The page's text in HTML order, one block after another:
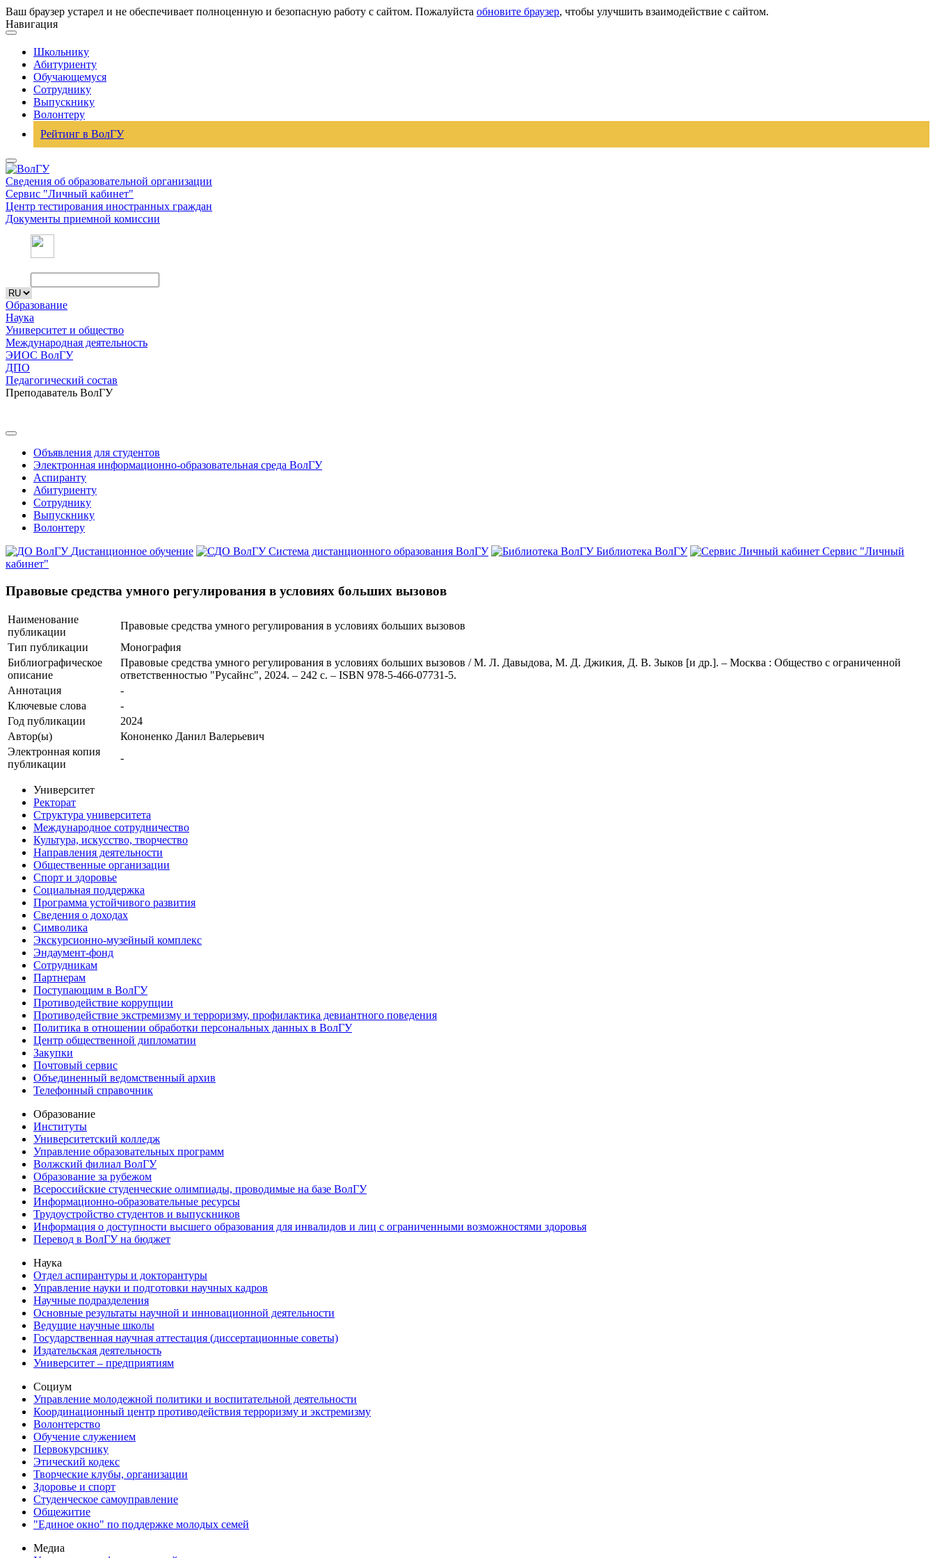
Ваш браузер устарел и не обеспечивает полноценную и безопасную работу с сайтом. Пожалуйста обновите браузер, чтобы улучшить взаимодействие с сайтом.
Навигация
Школьнику
Абитуриенту
Обучающемуся
Сотруднику
Выпускнику
Волонтеру
Рейтинг в ВолГУ
Сведения об образовательной организации
Сервис "Личный кабинет"
Центр тестирования иностранных граждан
Документы приемной комиссии
Образование
Наука
Университет и общество
Международная деятельность
ЭИОС ВолГУ
ДПО
Педагогический состав
Преподаватель ВолГУ
Объявления для студентов
Электронная информационно-образовательная среда ВолГУ
Аспиранту
Абитуриенту
Сотруднику
Выпускнику
Волонтеру
Дистанционное обучение
Система дистанционного образования ВолГУ Библиотека ВолГУ
Сервис "Личный
кабинет"
Правовые средства умного регулирования в условиях больших вызовов
Наименование
публикации
Правовые средства умного регулирования в условиях больших вызовов
Тип публикации
Монография
Библиографическое
описание
Правовые средства умного регулирования в условиях больших вызовов / М. Л. Давыдова, М. Д. Джикия, Д. В. Зыков [и др.]. – Москва : Общество с ограниченной
ответственностью "Русайнс", 2024. – 242 с. – ISBN 978-5-466-07731-5.
Аннотация
-
Ключевые cлова
-
Год публикации
2024
Автор(ы)
Кононенко Данил Валерьевич
Электронная копия
публикации
-
Университет
Ректорат
Структура университета
Международное сотрудничество
Культура, искусство, творчество
Направления деятельности
Общественные организации
Спорт и здоровье
Социальная поддержка
Программа устойчивого развития
Сведения о доходах
Символика
Экскурсионно-музейный комплекс
Эндаумент-фонд
Сотрудникам
Партнерам
Поступающим в ВолГУ
Противодействие коррупции
Противодействие экстремизму и терроризму, профилактика девиантного поведения
Политика в отношении обработки персональных данных в ВолГУ
Центр общественной дипломатии
Закупки
Почтовый сервис
Объединенный ведомственный архив
Телефонный справочник
Образование
Институты
Университетский колледж
Управление образовательных программ
Волжский филиал ВолГУ
Образование за рубежом
Всероссийские студенческие олимпиады, проводимые на базе ВолГУ
Информационно-образовательные ресурсы
Трудоустройство студентов и выпускников
Информация о доступности высшего образования для инвалидов и лиц с ограниченными возможностями здоровья
Перевод в ВолГУ на бюджет
Наука
Отдел аспирантуры и докторантуры
Управление науки и подготовки научных кадров
Научные подразделения
Основные результаты научной и инновационной деятельности
Ведущие научные школы
Государственная научная аттестация (диссертационные советы)
Издательская деятельность
Университет – предприятиям
Социум
Управление молодежной политики и воспитательной деятельности
Координационный центр противодействия терроризму и экстремизму
Волонтерство
Обучение служением
Первокурснику
Этический кодекс
Творческие клубы, организации
Здоровье и спорт
Студенческое самоуправление
Общежитие
"Единое окно" по поддержке молодых семей
Медиа